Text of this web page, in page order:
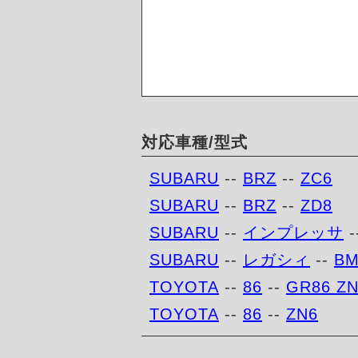
対応車種/型式
SUBARU -- BRZ -- ZC6
SUBARU -- BRZ -- ZD8
SUBARU -- インプレッサ
SUBARU -- レガシィ --
TOYOTA -- 86 -- GR86
TOYOTA -- 86 -- ZN6